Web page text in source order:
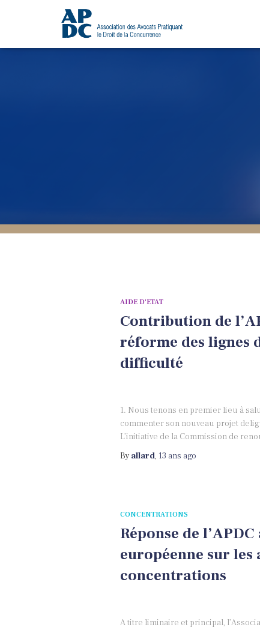
AIDE D'ETAT
Contribution de
réforme des lignes
difficulté
1. Nous tenons en premier lieu à
commenter son nouveau projet
L’initiative de la Commission de
By allard, 13 ans ago
CONCENTRATIONS
Réponse de
européenne sur
concentrations
A titre liminaire et principal,